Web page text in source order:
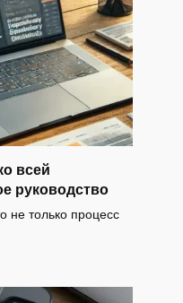
всей
руководство
не только процесс